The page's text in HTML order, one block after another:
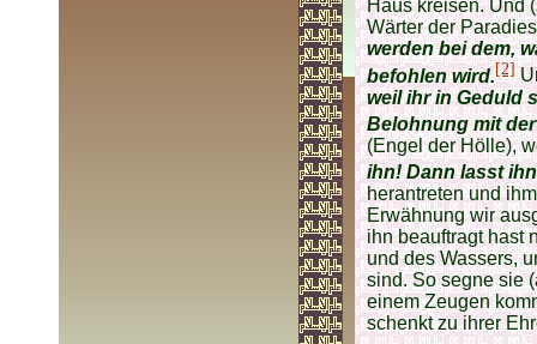
Haus kreisen. Und
Wärter der
werden bei dem,
befohlen wird.[2]
weil ihr in Geduld
Belohnung mit
(Engel der Hölle),
ihn! Dann lasst
herantreten und
Erwähnung wir
ihn beauftragt hast
und des Wassers,
sind. So segne sie
einem Zeugen
schenkt zu ihrer